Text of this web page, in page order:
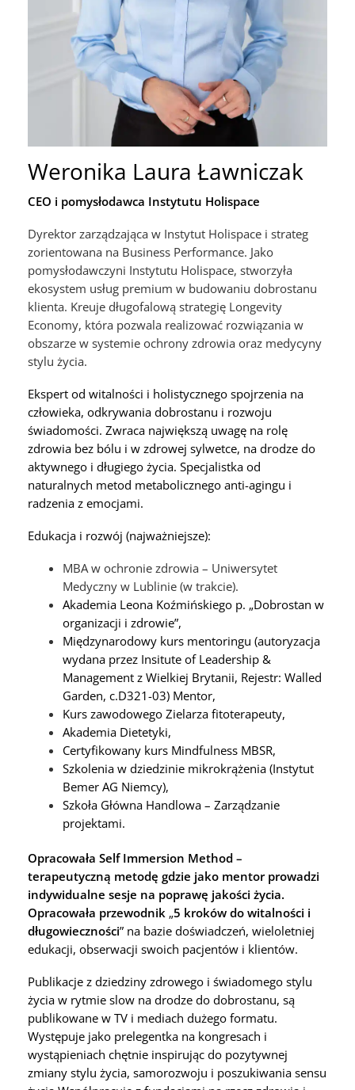
Weronika Laura Ławniczak
CEO i pomysłodawca Instytutu Holispace
Dyrektor zarządzająca w Instytut Holispace i strateg
zorientowana na Business Performance. Jako
pomysłodawczyni Instytutu Holispace, stworzyła
ekosystem usług premium w budowaniu dobrostanu
klienta. Kreuje długofalową strategię Longevity
Economy, która pozwala realizować rozwiązania w
obszarze w systemie ochrony zdrowia oraz medycyny
stylu życia.
Ekspert od witalności i holistycznego spojrzenia na
człowieka, odkrywania dobrostanu i rozwoju
świadomości. Zwraca największą uwagę na rolę
zdrowia bez bólu i w zdrowej sylwetce, na drodze do
aktywnego i długiego życia. Specjalistka od
naturalnych metod metabolicznego anti-agingu i
radzenia z emocjami.
Edukacja i rozwój (najważniejsze):
MBA w ochronie zdrowia – Uniwersytet
Medyczny w Lublinie (w trakcie).
Akademia Leona Koźmińskiego p. „Dobrostan w
organizacji i zdrowie”,
Międzynarodowy kurs mentoringu (autoryzacja
wydana przez Insitute of Leadership &
Management z Wielkiej Brytanii, Rejestr: Walled
Garden, c.D321-03) Mentor,
Kurs zawodowego Zielarza fitoterapeuty,
Akademia Dietetyki,
Certyfikowany kurs Mindfulness MBSR,
Szkolenia w dziedzinie mikrokrążenia (Instytut
Bemer AG Niemcy),
Szkoła Główna Handlowa – Zarządzanie
projektami.
Opracowała Self Immersion Method –
terapeutyczną metodę gdzie jako mentor prowadzi
indywidualne sesje na poprawę jakości życia.
Opracowała przewodnik „5 kroków do witalności i
długowieczności” na bazie doświadczeń, wieloletniej
edukacji, obserwacji swoich pacjentów i klientów.
Publikacje z dziedziny zdrowego i świadomego stylu
życia w rytmie slow na drodze do dobrostanu, są
publikowane w TV i mediach dużego formatu.
Występuje jako prelegentka na kongresach i
wystąpieniach chętnie inspirując do pozytywnej
zmiany stylu życia, samorozwoju i poszukiwania sensu
LinkedIn